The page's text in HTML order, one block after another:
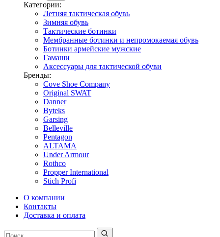
Категории:
Летняя тактическая обувь
Зимняя обувь
Тактические ботинки
Мембранные ботинки и непромокаемая обувь
Ботинки армейские мужские
Гамаши
Аксессуары для тактической обуви
Бренды:
Cove Shoe Company
Original SWAT
Danner
Byteks
Garsing
Belleville
Pentagon
ALTAMA
Under Armour
Rothco
Propper International
Stich Profi
О компании
Контакты
Доставка и оплата